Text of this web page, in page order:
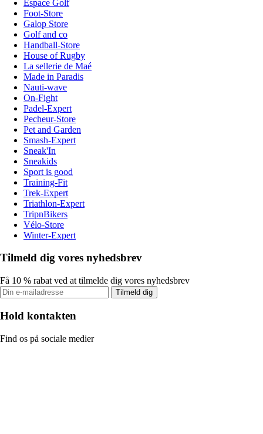
Espace Golf
Foot-Store
Galop Store
Golf and co
Handball-Store
House of Rugby
La sellerie de Maé
Made in Paradis
Nauti-wave
On-Fight
Padel-Expert
Pecheur-Store
Pet and Garden
Smash-Expert
Sneak'In
Sneakids
Sport is good
Training-Fit
Trek-Expert
Triathlon-Expert
TripnBikers
Vélo-Store
Winter-Expert
Tilmeld dig vores nyhedsbrev
Få 10 % rabat ved at tilmelde dig vores nyhedsbrev
Tilmeld dig
Hold kontakten
Find os på sociale medier